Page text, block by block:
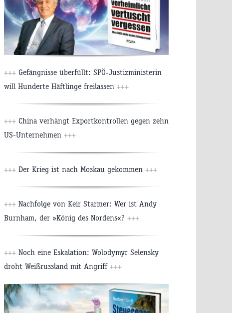
+++ Gefängnisse überfüllt: SPÖ-Justizministerin
will Hunderte Häftlinge freilassen +++
+++ China verhängt Exportkontrollen gegen zehn
US-Unternehmen +++
+++ Der Krieg ist nach Moskau gekommen +++
+++ Nachfolge von Keir Starmer: Wer ist Andy
Burnham, der »König des Nordens«? +++
+++ Noch eine Eskalation: Wolodymyr Selensky
droht Weißrussland mit Angriff +++